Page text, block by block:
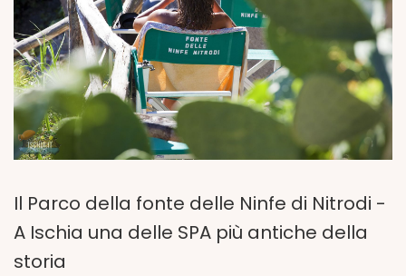
Il Parco della fonte delle Ninfe di Nitrodi -
A Ischia una delle SPA più antiche della
storia